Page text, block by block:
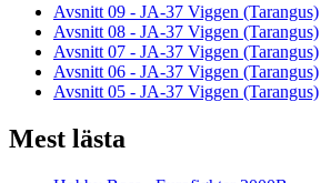
Avsnitt 09 - JA-37 Viggen (Tarangus)
Avsnitt 08 - JA-37 Viggen (Tarangus)
Avsnitt 07 - JA-37 Viggen (Tarangus)
Avsnitt 06 - JA-37 Viggen (Tarangus)
Avsnitt 05 - JA-37 Viggen (Tarangus)
Mest lästa